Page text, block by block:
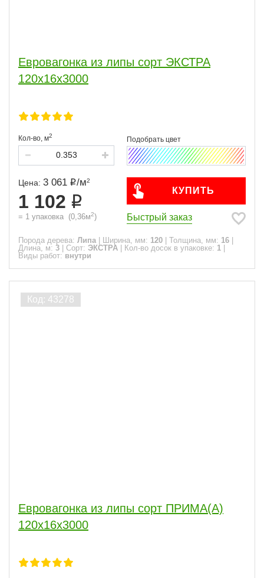
Евровагонка из липы сорт ЭКСТРА
120x16x3000
Кол-во, м2
Цена: 3 061 /м2
1 102
= 1 упаковка (0,36м2)
КУПИТЬ
Быстрый заказ
Порода дерева: Липа Ширина, мм: 120 Толщина, мм: 16
Длина, м: 3 Сорт: ЭКСТРА Кол-во досок в упаковке: 1
Виды работ: внутри
Евровагонка из липы сорт ПРИМА(А)
120x16x3000